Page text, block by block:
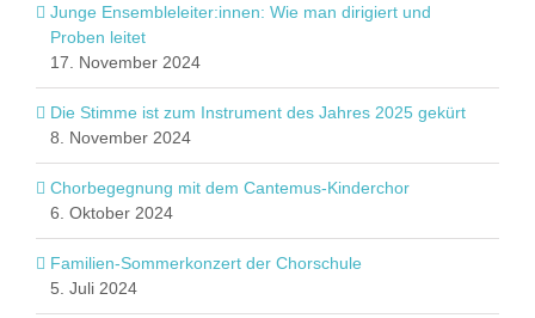
Junge Ensembleleiter:innen: Wie man dirigiert und
Proben leitet
17. November 2024
Die Stimme ist zum Instrument des Jahres 2025 gekürt
8. November 2024
Chorbegegnung mit dem Cantemus-Kinderchor
6. Oktober 2024
Familien-Sommerkonzert der Chorschule
5. Juli 2024